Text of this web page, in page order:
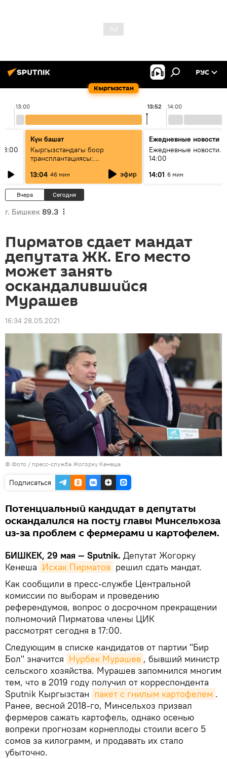
Кыргызстан
РУС
13:00 14:00
13:52
Күн башат
Кыргызстандагы боор
трансплантациясы:
жетишкендиктер жана өнүгүү
келечеги
13:04 46 мин эфир
Ежедневные новости
Ежедневные новости.
14:00
14:01 6 мин
Вчера Сегодня
г. Бишкек 89.3
Пирматов сдает мандат
депутата ЖК. Его место
может занять
оскандалившийся
Мурашев
16:34 28.05.2021
© Фото / пресс-служба Жогорку Кенеша
Подписаться
Потенциальный кандидат в депутаты
оскандалился на посту главы Минсельхоза
из-за проблем с фермерами и картофелем.
БИШКЕК, 29 мая — Sputnik. Депутат Жогорку
Кенеша Исхак Пирматов решил сдать мандат.
Как сообщили в пресс-службе Центральной
комиссии по выборам и проведению
референдумов, вопрос о досрочном прекращении
полномочий Пирматова члены ЦИК
рассмотрят сегодня в 17:00.
Следующим в списке кандидатов от партии "Бир
Бол" значится Нурбек Мурашев , бывший министр
сельского хозяйства. Мурашев запомнился многим
тем, что в 2019 году получил от корреспондента
Sputnik Кыргызстан пакет с гнилым картофелем .
Ранее, весной 2018-го, Минсельхоз призвал
фермеров сажать картофель, однако осенью
вопреки прогнозам корнеплоды стоили всего 5
сомов за килограмм, и продавать их стало
убыточно.